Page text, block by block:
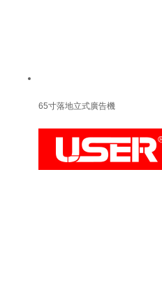
65寸落地立式廣告機